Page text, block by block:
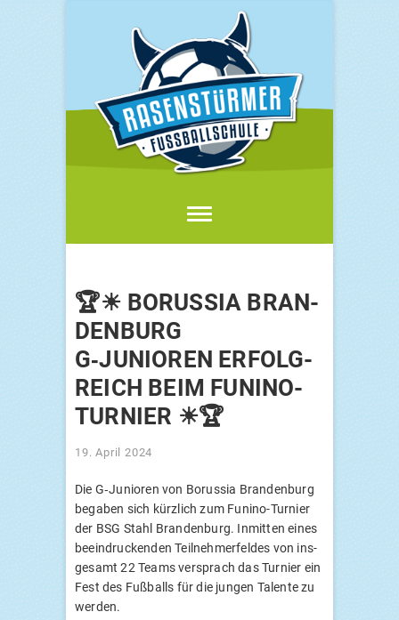
FUSSBALLSCHULE
RASENSTÜRMER
🏆☀ BORUS­SIA BRAN­
DEN­BURG
G‑JUNIOREN ERFOLG­
REICH BEIM FUNINO-
TURNIER ☀🏆
19. April 2024
Die G‑Junioren von Borus­sia Bran­den­burg
bega­ben sich kürz­lich zum Funi­no-Tur­nier
der BSG Stahl Bran­den­burg. Inmit­ten eines
beein­dru­cken­den Teil­neh­mer­fel­des von ins­
ge­samt 22 Teams ver­sprach das Tur­nier ein
Fest des Fuß­balls für die jun­gen Talen­te zu
werden.